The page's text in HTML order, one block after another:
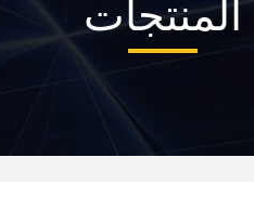
المنتجات